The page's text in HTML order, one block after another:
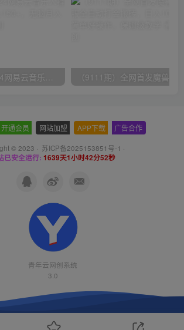
开通会员 网站加盟 APP下载 广告合作
© 2023 · 苏ICP备2025153851号-1 ·
已安全运行: 1639天1小时42分52秒
青年云网创系统
3.0